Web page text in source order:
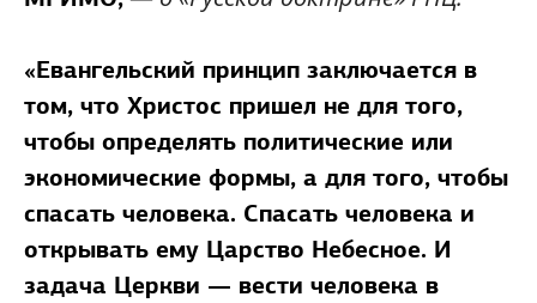
«Евангельский принцип заключается в
том, что Христос пришел не для того,
чтобы определять политические или
экономические формы, а для того, чтобы
спасать человека. Спасать человека и
открывать ему Царство Небесное. И
задача Церкви — вести человека в